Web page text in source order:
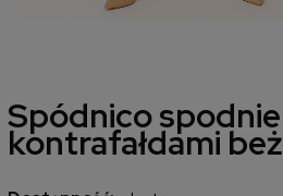
Spódnico
kontrafałdami